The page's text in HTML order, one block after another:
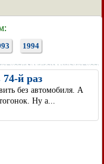
1994
й раз
без автомобиля. А
Ну а...